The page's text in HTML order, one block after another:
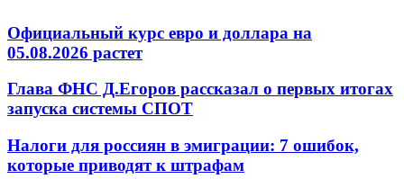
Официальный курс евро и доллара на
05.08.2026 растет
Глава ФНС Д.Егоров рассказал о первых итогах
запуска системы СПОТ
Налоги для россиян в эмиграции: 7 ошибок,
которые приводят к штрафам